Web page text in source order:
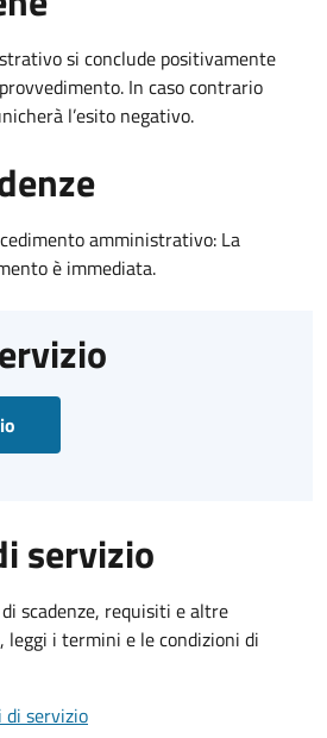
si conclude positivamente
In caso contrario
l’esito negativo.
amministrativo: La
è immediata.
servizio
scadenze, requisiti e altre
i termini e le condizioni di
di servizio